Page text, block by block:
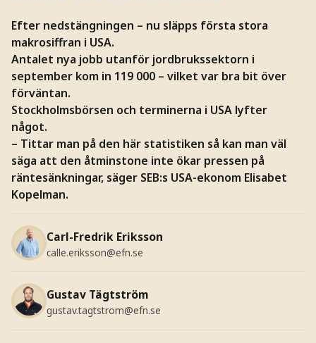
Efter nedstängningen – nu släpps första stora
makrosiffran i USA.
Antalet nya jobb utanför jordbrukssektorn i
september kom in 119 000 – vilket var bra bit över
förväntan.
Stockholmsbörsen och terminerna i USA lyfter
något.
– Tittar man på den här statistiken så kan man väl
säga att den åtminstone inte ökar pressen på
räntesänkningar, säger SEB:s USA-ekonom Elisabet
Kopelman.
Carl-Fredrik Eriksson
calle.eriksson@efn.se
Gustav Tägtström
gustav.tagtstrom@efn.se